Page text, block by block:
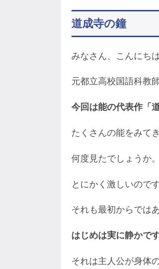
道成寺の鐘
みなさん、こんにちは
元都立高校国語科教
今回は能の代表作「
たくさんの能をみて
何度見たでしょうか。
とにかく激しいのです
それも最初からでは
はじめは実に静かです
それは主人公が身体